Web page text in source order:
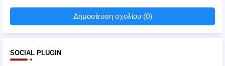
Δημοσίευση σχολίου (0)
SOCIAL PLUGIN